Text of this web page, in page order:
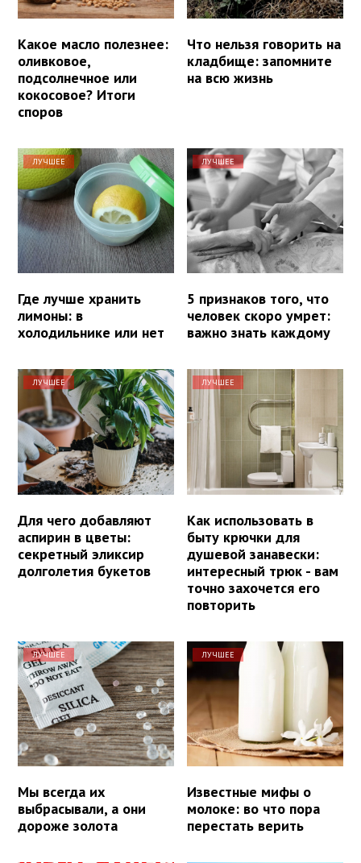
Какое масло полезнее:
оливковое,
подсолнечное или
кокосовое? Итоги
споров
Что нельзя говорить на
кладбище: запомните
на всю жизнь
ЛУЧШЕЕ
Где лучше хранить
лимоны: в
холодильнике или нет
ЛУЧШЕЕ
5 признаков того, что
человек скоро умрет:
важно знать каждому
ЛУЧШЕЕ
Для чего добавляют
аспирин в цветы:
секретный эликсир
долголетия букетов
ЛУЧШЕЕ
Как использовать в
быту крючки для
душевой занавески:
интересный трюк - вам
точно захочется его
повторить
ЛУЧШЕЕ
Мы всегда их
выбрасывали, а они
дороже золота
ЛУЧШЕЕ
Известные мифы о
молоке: во что пора
перестать верить